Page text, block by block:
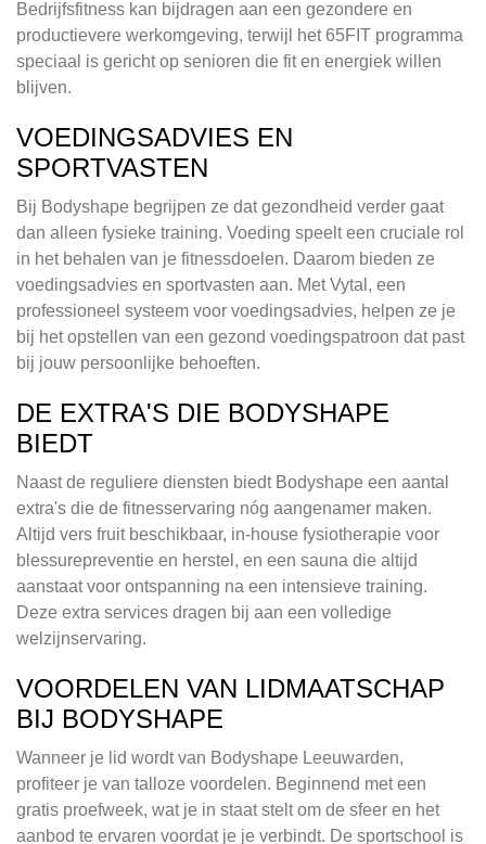
Bedrijfsfitness kan bijdragen aan een gezondere en
productievere werkomgeving, terwijl het 65FIT programma
speciaal is gericht op senioren die fit en energiek willen
blijven.
VOEDINGSADVIES EN
SPORTVASTEN
Bij Bodyshape begrijpen ze dat gezondheid verder gaat
dan alleen fysieke training. Voeding speelt een cruciale rol
in het behalen van je fitnessdoelen. Daarom bieden ze
voedingsadvies en sportvasten aan. Met Vytal, een
professioneel systeem voor voedingsadvies, helpen ze je
bij het opstellen van een gezond voedingspatroon dat past
bij jouw persoonlijke behoeften.
DE EXTRA'S DIE BODYSHAPE
BIEDT
Naast de reguliere diensten biedt Bodyshape een aantal
extra's die de fitnesservaring nóg aangenamer maken.
Altijd vers fruit beschikbaar, in-house fysiotherapie voor
blessurepreventie en herstel, en een sauna die altijd
aanstaat voor ontspanning na een intensieve training.
Deze extra services dragen bij aan een volledige
welzijnservaring.
VOORDELEN VAN LIDMAATSCHAP
BIJ BODYSHAPE
Wanneer je lid wordt van Bodyshape Leeuwarden,
profiteer je van talloze voordelen. Beginnend met een
gratis proefweek, wat je in staat stelt om de sfeer en het
aanbod te ervaren voordat je je verbindt. De sportschool is